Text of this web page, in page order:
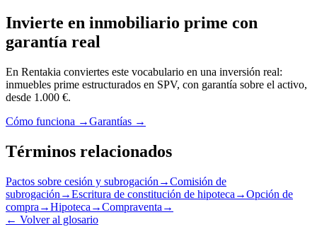
Invierte en inmobiliario prime con
garantía real
En Rentakia conviertes este vocabulario en una inversión real:
inmuebles prime estructurados en SPV, con garantía sobre el activo,
desde 1.000 €.
Cómo funciona →Garantías →
Términos relacionados
Pactos sobre cesión y subrogación →Comisión de
subrogación →Escritura de constitución de hipoteca →Opción de
compra →Hipoteca →Compraventa →
← Volver al glosario